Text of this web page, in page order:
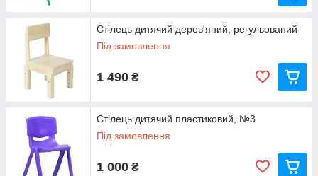
Стілець дитячий дерев'яний, регульований
Під замовлення
1 490 ₴
Стілець дитячий пластиковий, №3
Під замовлення
1 000 ₴